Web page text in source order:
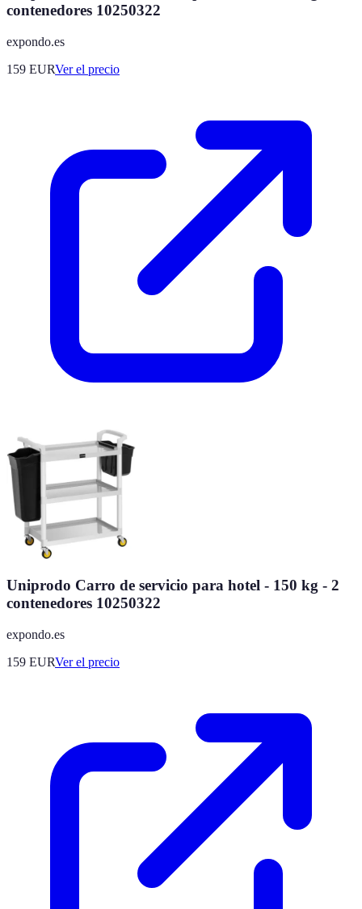
contenedores 10250322
expondo.es
159 EURVer el precio
Uniprodo Carro de servicio para hotel - 150 kg - 2
contenedores 10250322
expondo.es
159 EURVer el precio